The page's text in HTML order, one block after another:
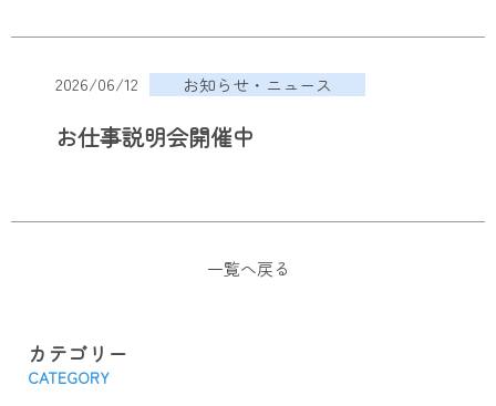
2026/06/12 お知らせ・ニュース
お仕事説明会開催中
一覧へ戻る
カテゴリー
CATEGORY